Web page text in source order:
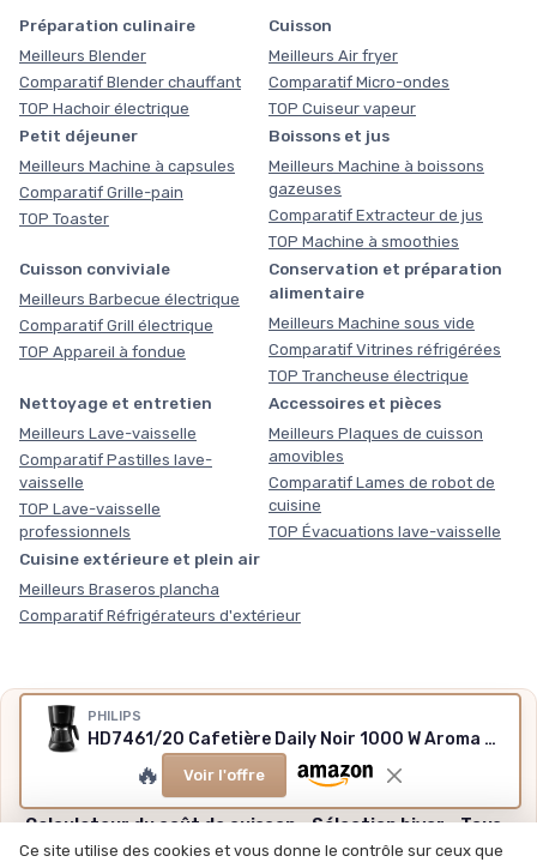
PHILIPS
HD7461/20 Cafetière Daily Noir 1000 W Aroma Swirl Verre
🔥 Voir l'offre
Préparation culinaire
Meilleurs Blender
Comparatif Blender chauffant
TOP Hachoir électrique
Cuisson
Meilleurs Air fryer
Comparatif Micro-ondes
TOP Cuiseur vapeur
Petit déjeuner
Meilleurs Machine à capsules
Comparatif Grille-pain
TOP Toaster
Boissons et jus
Meilleurs Machine à boissons
gazeuses
Comparatif Extracteur de jus
TOP Machine à smoothies
Cuisson conviviale
Meilleurs Barbecue électrique
Comparatif Grill électrique
TOP Appareil à fondue
Conservation et préparation
alimentaire
Meilleurs Machine sous vide
Comparatif Vitrines réfrigérées
TOP Trancheuse électrique
Nettoyage et entretien
Meilleurs Lave-vaisselle
Comparatif Pastilles lave-
vaisselle
TOP Lave-vaisselle
professionnels
Accessoires et pièces
Meilleurs Plaques de cuisson
amovibles
Comparatif Lames de robot de
cuisine
TOP Évacuations lave-vaisselle
Cuisine extérieure et plein air
Meilleurs Braseros plancha
Comparatif Réfrigérateurs d'extérieur
Nos outils gratuits
Des chiffres plutôt que des impressions, sans inscription,
méthode et sources expliquées.
Calculateur du coût de cuisson·Sélection hiver·Tous
nos outils
Ce site utilise des cookies et vous donne le contrôle sur ceux que